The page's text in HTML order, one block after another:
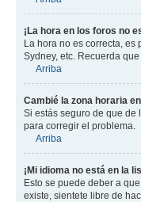
¡La hora en los foros no
La hora no es correcta,
Sydney, etc. Recuerda
Arriba
Cambié la zona horaria
Si estás seguro de que de
para corregir el problema.
Arriba
¡Mi idioma no está en la
Esto se puede deber a
existe, sientete libre de